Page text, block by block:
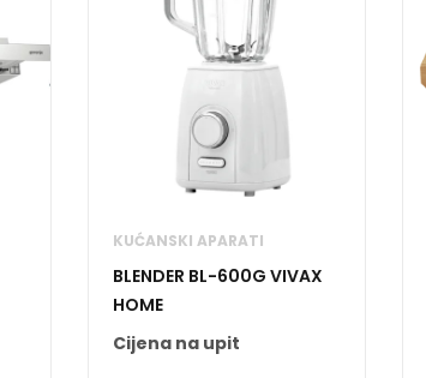
KUĆANSKI APARATI
BLENDER BL-600G VIVAX
HOME
Cijena na upit